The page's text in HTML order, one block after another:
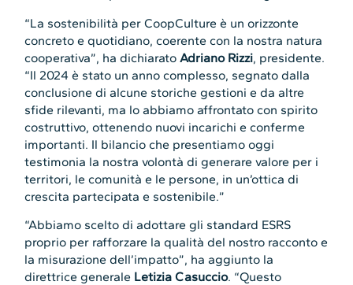
“La sostenibilità per CoopCulture è un orizzonte
concreto e quotidiano, coerente con la nostra natura
cooperativa”, ha dichiaratoAdriano Rizzi, presidente.
“Il 2024 è stato un anno complesso, segnato dalla
conclusione di alcune storiche gestioni e da altre
sfide rilevanti, ma lo abbiamo affrontato con spirito
costruttivo, ottenendo nuovi incarichi e conferme
importanti. Il bilancio che presentiamo oggi
testimonia la nostra volontà di generare valore per i
territori, le comunità e le persone, in un’ottica di
crescita partecipata e sostenibile.”
“Abbiamo scelto di adottare gli standard ESRS
proprio per rafforzare la qualità del nostro racconto e
la misurazione dell’impatto”, ha aggiunto la
direttrice generale Letizia Casuccio. “Questo